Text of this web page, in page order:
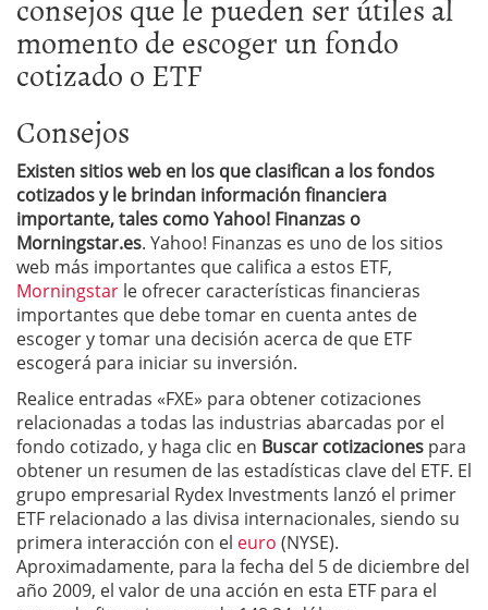
momento de escoger un fondo
cotizado o ETF
Consejos
Existen sitios web en los que clasifican a los fondos
cotizados y le brindan información financiera
importante, tales como Yahoo! Finanzas o
Morningstar.es. Yahoo! Finanzas es uno de los sitios
web más importantes que califica a estos ETF,
Morningstar le ofrecer características financieras
importantes que debe tomar en cuenta antes de
escoger y tomar una decisión acerca de que ETF
escogerá para iniciar su inversión.
Realice entradas «FXE» para obtener cotizaciones
relacionadas a todas las industrias abarcadas por el
fondo cotizado, y haga clic en Buscar cotizaciones para
obtener un resumen de las estadísticas clave del ETF. El
grupo empresarial Rydex Investments lanzó el primer
ETF relacionado a las divisa internacionales, siendo su
primera interacción con el euro (NYSE).
Aproximadamente, para la fecha del 5 de diciembre del
año 2009, el valor de una acción en esta ETF para el